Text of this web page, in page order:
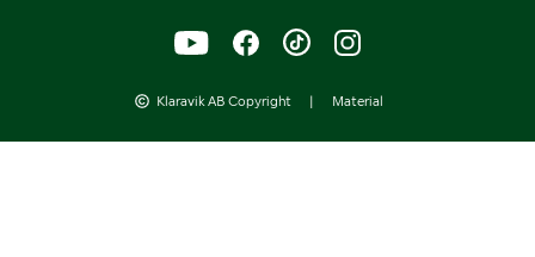
Klaravik AB Copyright | Material